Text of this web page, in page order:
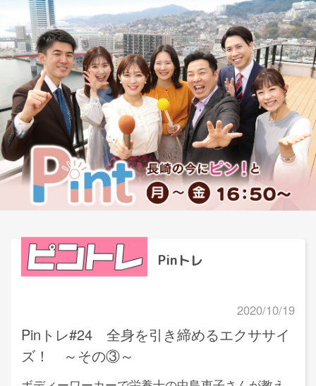
Pinトレ
2020/10/19
Pinトレ#24 全身を引き締めるエクササイ
ズ！ ～その③～